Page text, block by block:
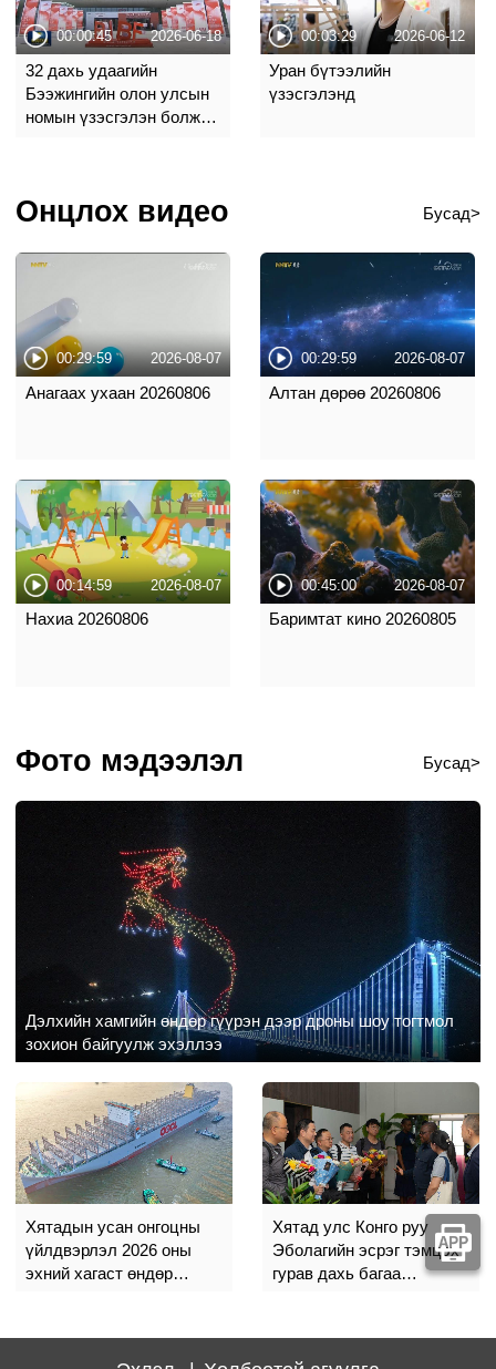
00:00:45 2026-06-18
32 дахь удаагийн
Бээжингийн олон улсын
номын үзэсгэлэн болж
00:03:29 2026-06-12
Уран бүтээлийн
үзэсгэлэнд
Онцлох видео Бусад>
00:29:59 2026-08-07
Анагаах ухаан 20260806
00:29:59 2026-08-07
Алтан дөрөө 20260806
00:14:59 2026-08-07
Нахиа 20260806
00:45:00 2026-08-07
Баримтат кино 20260805
Фото мэдээлэл Бусад>
Дэлхийн хамгийн өндөр гүүрэн дээр дроны шоу тогтмол
зохион байгуулж эхэллээ
Хятадын усан онгоцны
үйлдвэрлэл 2026 оны
эхний хагаст өндөр
Хятад улс Конго руу
Эболагийн эсрэг тэмцэх
гурав дахь багаа